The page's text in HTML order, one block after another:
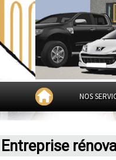
NOS
Entreprise